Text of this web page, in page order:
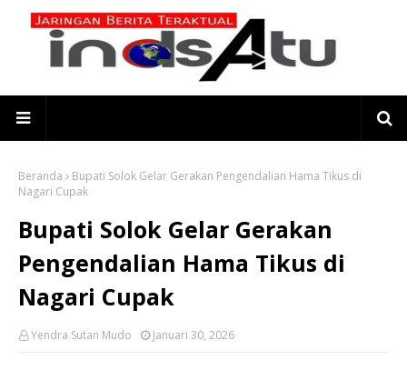
Beranda
Bupati Solok Gelar Gerakan Pengendalian Hama Tikus di
Nagari Cupak
Bupati Solok Gelar Gerakan
Pengendalian Hama Tikus di
Nagari Cupak
Yendra Sutan Mudo Januari 30, 2026